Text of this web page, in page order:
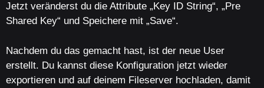
Jetzt veränderst du die Attribute „Key ID String“, „Pre
Shared Key“ und Speichere mit „Save“.
Nachdem du das gemacht hast, ist der neue User
erstellt. Du kannst diese Konfiguration jetzt wieder
exportieren und auf deinem Fileserver hochladen, damit